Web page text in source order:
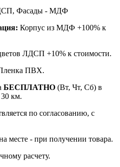
Фасады - МДФ
Корпус из МДФ +100% к
ЛДСП +10% к стоимости.
ПВХ.
БЕСПЛАТНО (Вт, Чт, Сб) в
км.
по согласованию, с
месте - при получении товара.
расчету.